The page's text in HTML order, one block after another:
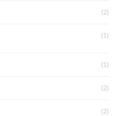
(2)
(1)
(1)
(2)
(2)